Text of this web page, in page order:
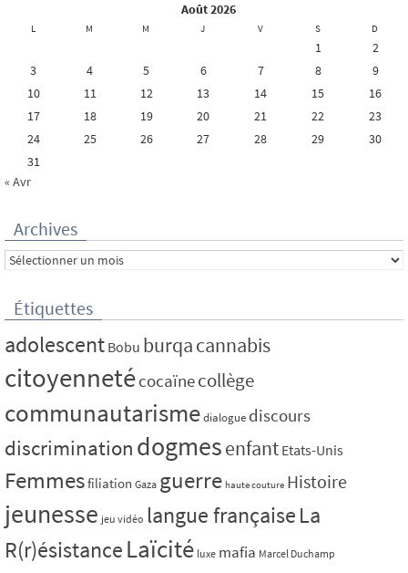
août 2026
L M M J V S D
1
2
3
4 5 6 7 8
9
10
11 12 13 14 15
16
17
18 19 20 21 22
23
24
25 26 27 28 29
30
31
« Avr
Archives
Archives
Étiquettes
adolescent Bobu burqacannabis
citoyennetécocaïnecollège
communautarismedialogue discours
discrimination dogmesenfant Etats-Unis
Femmesfiliation Gaza guerre haute couture Histoire
jeunesse jeu vidéo langue française La
R(r)ésistanceLaïcité luxe mafia Marcel Duchamp